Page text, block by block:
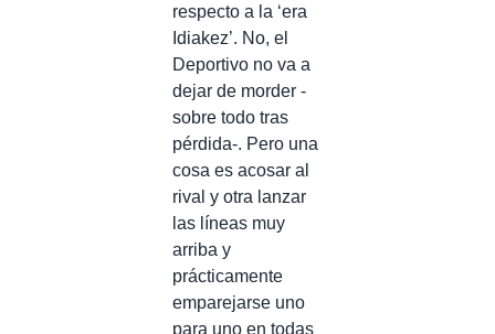
respecto a la ‘era
Idiakez’. No, el
Deportivo no va a
dejar de morder -
sobre todo tras
pérdida-. Pero una
cosa es acosar al
rival y otra lanzar
las líneas muy
arriba y
prácticamente
emparejarse uno
para uno en todas